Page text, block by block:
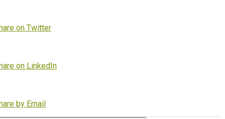
on Twitter
on LinkedIn
by Email